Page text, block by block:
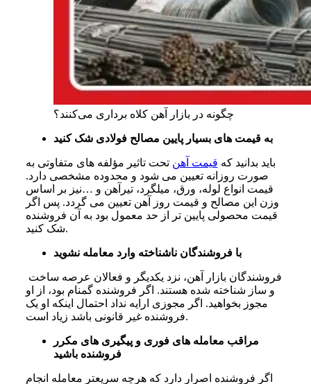
چگونه در بازار آهن کلاه برداری می‌کنند؟
به قیمت های بسیار پایین مصالح فولادی شک کنید
باید بدانید که قیمت آهن تحت تاثیر مؤلفه های متفاوتی به
صورت روزانه تعیین می شود و محدوده مشخصی دارد.
قیمت انواع لوله، ورق، میلگرد، تیرآهن و …نیز بر اساس
وزن این مصالح و قیمت روز آهن تعیین می گردد. پس اگر
قیمت محصولی پایین تر از حد معمول بود به آن فروشنده
شک کنید.
با فروشندگان ناشناخته وارد معامله نشوید
و ساز شناخته شده هستند. اگر فروشنده گمنام بود، از او
مجوز بخواهید. اگر مجوزی ارایه نداد احتمال اینکه او یک
فروشنده غیر قانونی باشد زیاد است.
مراقب معامله های فوری و پیگیری های مکرر
فروشنده باشید
اگر فروشنده اصرار دارد که هرچه سریعتر معامله انجام